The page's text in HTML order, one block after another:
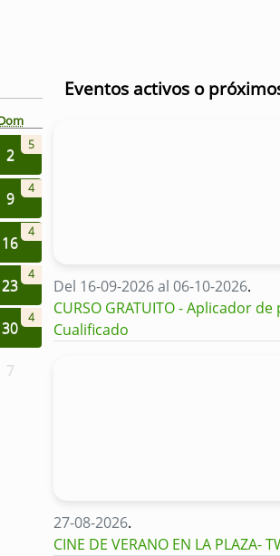
2
5
9
4
16
4
23
4
30
4
7
Eventos activos o
Del 16-09-2026 al 06-10-2026.
CURSO GRATUITO - Aplicador
Cualificado
27-08-2026.
CINE DE VERANO EN LA PLAZA-